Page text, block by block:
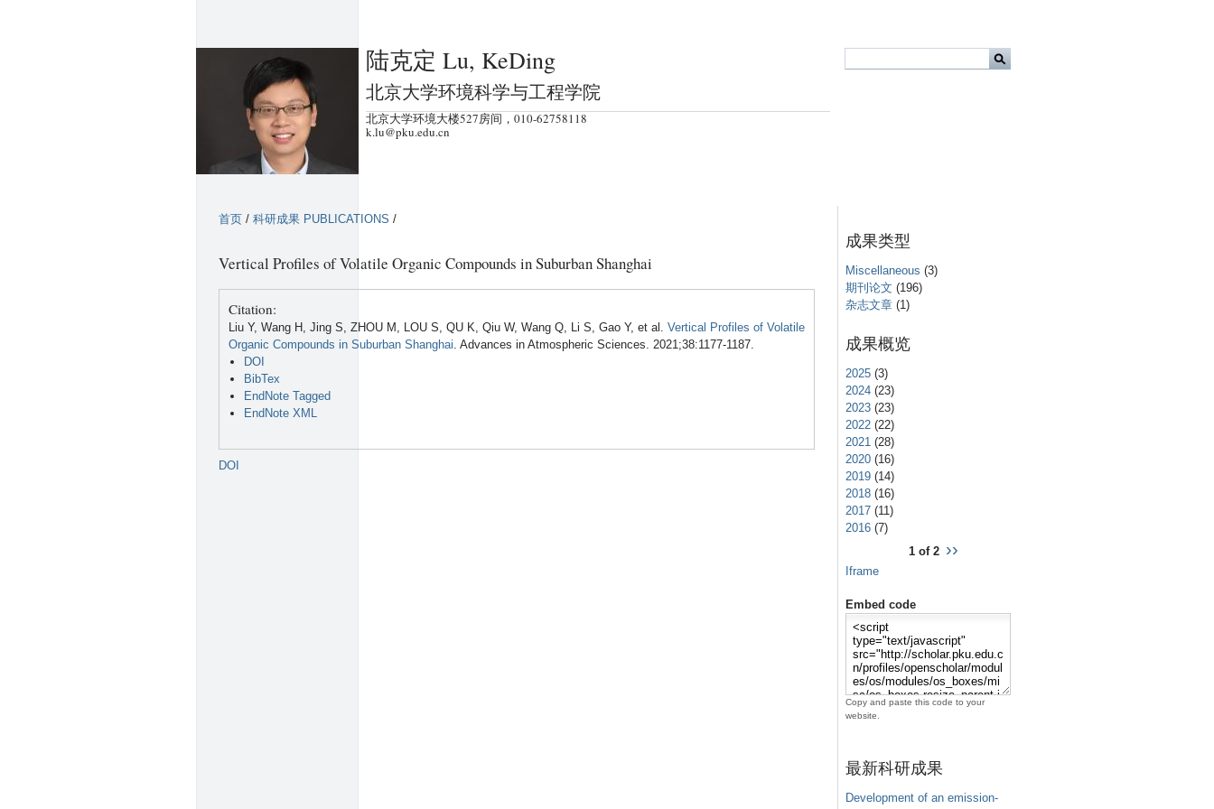
到
页
分
陆克定 Lu, KeDing
北京大学环境科学与工程学院
北京大学环境大楼527房间，010-62758118
k.lu@pku.edu.cn
首页 / 科研成果 PUBLICATIONS /
Vertical Profiles of Volatile Organic Compounds in Suburban Shanghai
Citation:
Liu Y, Wang H, Jing S, ZHOU M, LOU S, QU K, Qiu W, Wang Q, Li S, Gao Y, et al. Vertical Profiles of Volatile
Organic Compounds in Suburban Shanghai. Advances in Atmospheric Sciences. 2021;38:1177-1187.
DOI
BibTex
EndNote Tagged
EndNote XML
DOI
成果类型
Miscellaneous (3)
期刊论文 (196)
杂志文章 (1)
成果概览
2025 (3)
2024 (23)
2023 (23)
2022 (22)
2021 (28)
2020 (16)
2019 (14)
2018 (16)
2017 (11)
2016 (7)
1 of 2 ››
Iframe
Embed code
Copy and paste this code to your
website.
最新科研成果
Development of an emission-